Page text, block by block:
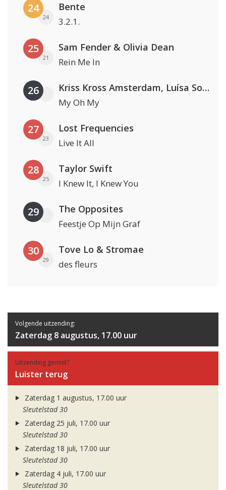
24
24
Bente
3.2.1.
25
21
Sam Fender & Olivia Dean
Rein Me In
26 Kriss Kross Amsterdam, Luísa Sonza & Willy William
My Oh My
27
23
Lost Frequencies
Live It All
28
25
Taylor Swift
I Knew It, I Knew You
29 The Opposites
Feestje Op Mijn Graf
30
29
Tove Lo & Stromae
des fleurs
Volgende uitzending:
Zaterdag 8 augustus, 17.00 uur
Uitzending gemist?
Luister terug
Zaterdag 1 augustus, 17.00 uur
Sleutelstad 30
Zaterdag 25 juli, 17.00 uur
Sleutelstad 30
Zaterdag 18 juli, 17.00 uur
Sleutelstad 30
Zaterdag 4 juli, 17.00 uur
Sleutelstad 30